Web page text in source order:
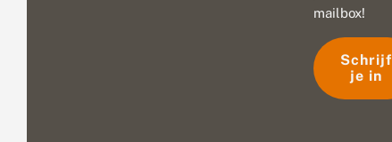
mailbox!
Schrijf
je in